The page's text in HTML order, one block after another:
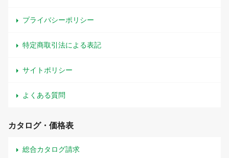
プライバシーポリシー
特定商取引法による表記
サイトポリシー
よくある質問
カタログ・価格表
総合カタログ請求